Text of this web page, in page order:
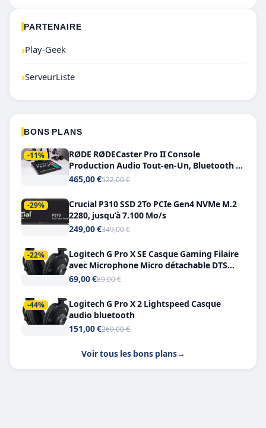
PARTENAIRE
›Play-Geek
›ServeurListe
BONS PLANS
-11%
RØDE RØDECaster Pro II Console
Production Audio Tout-en-Un, Bluetooth et
Double USB-C
465,00 €522,00 €
-29%
Crucial P310 SSD 2To PCIe Gen4 NVMe M.2
2280, jusqu’à 7.100 Mo/s
249,00 €349,00 €
-22%
Logitech G Pro X SE Casque Gaming Filaire
avec Microphone Micro détachable DTS
Headphone X 7.1
69,00 €89,00 €
-44%
Logitech G Pro X 2 Lightspeed Casque
audio bluetooth
151,00 €269,00 €
Voir tous les bons plans→